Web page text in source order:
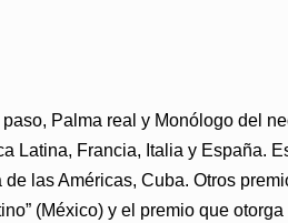
Palma real y Monólogo del
Latina, Francia, Italia y España.
las Américas, Cuba. Otros
(México) y el premio que